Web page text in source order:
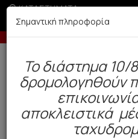
ΚΑΤΑΣΤΗΜΑΤΑ
Έως 6 άτοκες δόσεις με
Δωρεάν αποστολή άνω των
Όροι Πωλήσεων
Σημαντική πληροφορία
To διάστημα
δρομολογηθούν
αποκλειστικά